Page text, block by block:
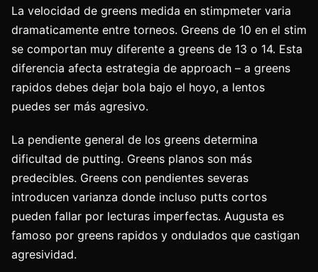
La velocidad de greens medida en stimpmeter varia
dramaticamente entre torneos. Greens de 10 en el stim
se comportan muy diferente a greens de 13 o 14. Esta
diferencia afecta estrategia de approach – a greens
rapidos debes dejar bola bajo el hoyo, a lentos
puedes ser más agresivo.
La pendiente general de los greens determina
dificultad de putting. Greens planos son más
predecibles. Greens con pendientes severas
introducen varianza donde incluso putts cortos
pueden fallar por lecturas imperfectas. Augusta es
famoso por greens rapidos y ondulados que castigan
agresividad.